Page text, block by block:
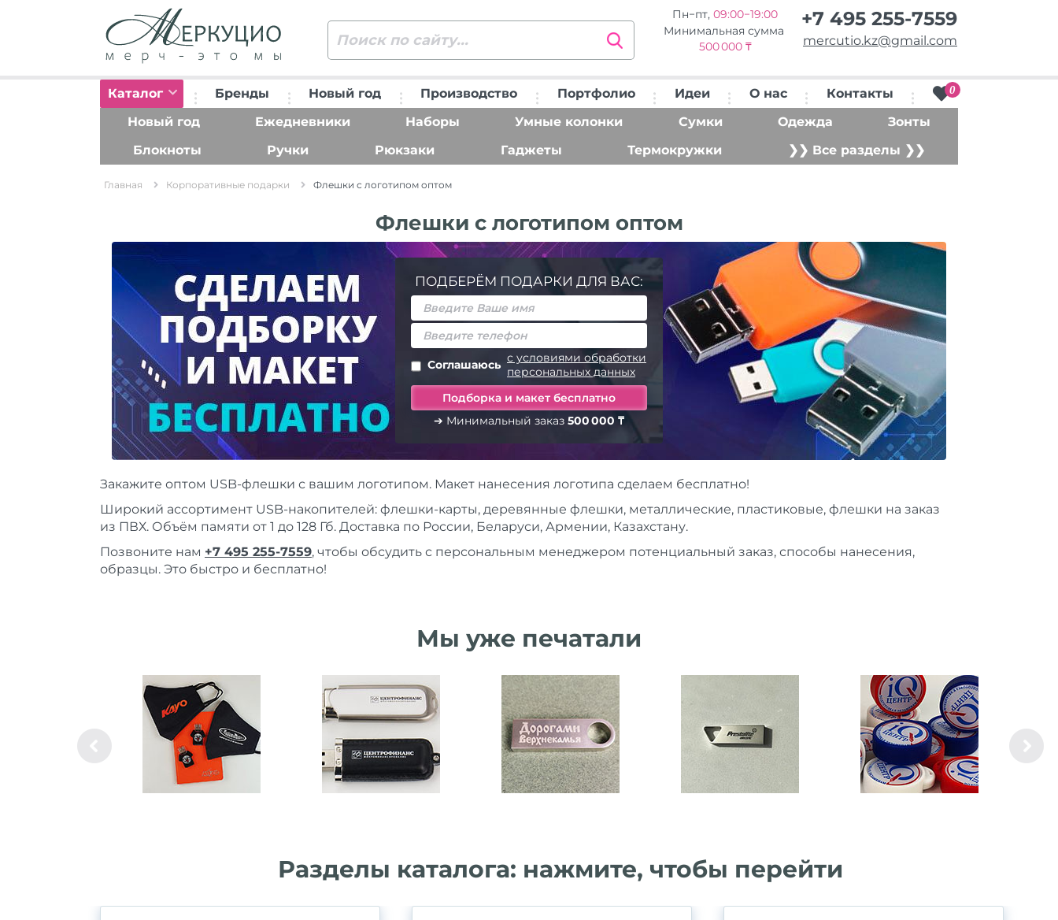
Пн−пт, 09:00−19:00
Минимальная сумма
500 000 ₸
+7 495 255-7559
mercutio.kz@gmail.com
Каталог Бренды Новый год Производство Портфолио Идеи О нас Контакты 0
Новый год Ежедневники Наборы Умные колонки Сумки Одежда
Зонты
Блокноты
Ручки Рюкзаки Гаджеты Термокружки ❯❯ Все разделы ❯❯
Главная Корпоративные подарки Флешки с логотипом оптом
Флешки с логотипом оптом
ПОДБЕРЁМ ПОДАРКИ ДЛЯ ВАС:
Соглашаюсь с условиями обработки
персональных данных
➔ Минимальный заказ 500 000 ₸
Закажите оптом USB-флешки с вашим логотипом. Макет нанесения логотипа сделаем бесплатно!
Широкий ассортимент USB-накопителей: флешки-карты, деревянные флешки, металлические, пластиковые, флешки на заказ
из ПВХ. Объём памяти от 1 до 128 Гб. Доставка по России, Беларуси, Армении, Казахстану.
Позвоните нам +7 495 255-7559, чтобы обсудить с персональным менеджером потенциальный заказ, способы нанесения,
образцы. Это быстро и бесплатно!
Мы уже печатали
Разделы каталога: нажмите, чтобы перейти